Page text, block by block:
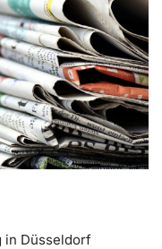
in Düsseldorf